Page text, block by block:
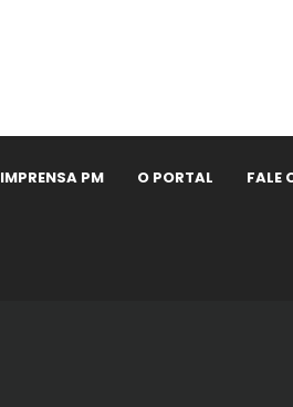
IMPRENSA PM O PORTAL FALE